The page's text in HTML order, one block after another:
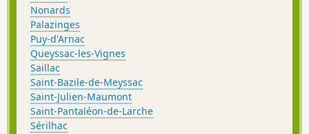
Nonards
Palazinges
Puy-d'Arnac
Queyssac-les-Vignes
Saillac
Saint-Bazile-de-Meyssac
Saint-Julien-Maumont
Saint-Pantaléon-de-Larche
Sérilhac